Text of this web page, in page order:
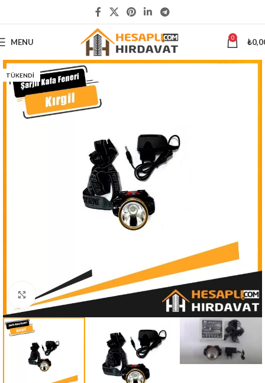
MENU 0 ₺
TÜKENDI
Büyütmek için tıklayın
ÜSTÜ ALIŞVERİŞLERİNİZDE KARGO ÜCRETSİZ